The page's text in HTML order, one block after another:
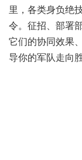
里，各类身负绝
令。征招、部署
它们的协同效果
导你的军队走向